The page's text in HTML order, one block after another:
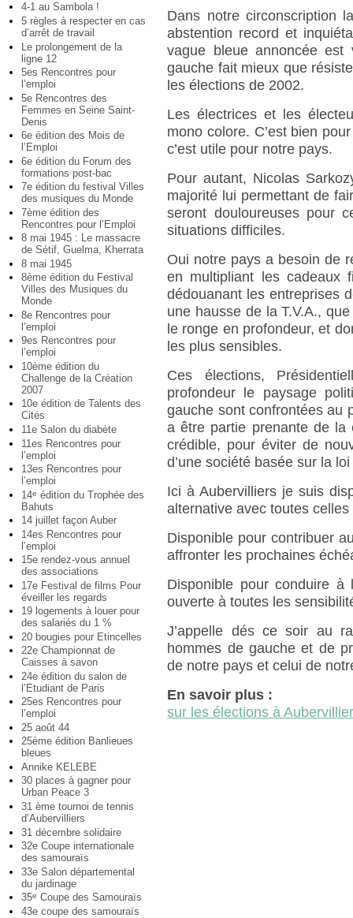
4-1 au Sambola !
5 règles à respecter en cas
d’arrêt de travail
Le prolongement de la
ligne 12
5es Rencontres pour
l’emploi
5e Rencontres des
Femmes en Seine Saint-
Denis
6e édition des Mois de
l’Emploi
6e édition du Forum des
formations post-bac
7e édition du festival Villes
des musiques du Monde
7ème édition des
Rencontres pour l’Emploi
8 mai 1945 : Le massacre
de Sétif, Guelma, Kherrata
8 mai 1945
8ème édition du Festival
Villes des Musiques du
Monde
8e Rencontres pour
l’emploi
9es Rencontres pour
l’emploi
10ème édition du
Challenge de la Création
2007
10e édition de Talents des
Cités
11e Salon du diabète
11es Rencontres pour
l’emploi
13es Rencontres pour
l’emploi
14e édition du Trophée des
Bahuts
14 juillet façon Auber
14es Rencontres pour
l’emploi
15e rendez-vous annuel
des associations
17e Festival de films Pour
éveiller les regards
19 logements à louer pour
des salariés du 1 %
20 bougies pour Etincelles
22e Championnat de
Caisses à savon
24e édition du salon de
l’Etudiant de Paris
25es Rencontres pour
l’emploi
25 août 44
25ème édition Banlieues
bleues
Annike KELEBE
30 places à gagner pour
Urban Peace 3
31 ème tournoi de tennis
d’Aubervilliers
31 décembre solidaire
32e Coupe internationale
des samouraïs
33e Salon départemental
du jardinage
35e Coupe des Samouraïs
43e coupe des samouraïs
Dans notre circonscription
abstention record et
vague bleue annoncée est
gauche fait mieux que
les élections de 2002.
Les électrices et les
mono colore. C’est bien
c’est utile pour notre pays.
Pour autant, Nicolas
majorité lui permettant de
seront douloureuses pour
situations difficiles.
Oui notre pays a besoin de
en multipliant les cadeaux
dédouanant les entreprises
une hausse de la T.V.A.,
le ronge en profondeur, et
les plus sensibles.
Ces élections,
profondeur le paysage
gauche sont confrontées au
a être partie prenante de la
crédible, pour éviter de
d’une société basée sur la
Ici à Aubervilliers je suis
alternative avec toutes
Disponible pour contribuer
affronter les prochaines
Disponible pour conduire
ouverte à toutes les
J’appelle dés ce soir au
hommes de gauche et de
de notre pays et celui de
En savoir plus :
sur les élections à